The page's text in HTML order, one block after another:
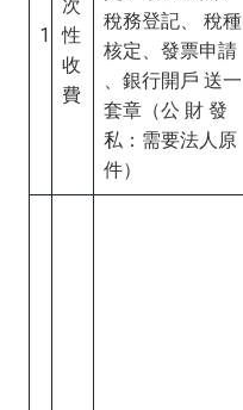
1
次
性
收
費
稅務登記、 稅種
核定、發票申請
、銀行開戶 送一
套章（公 財 發
私：需要法人原
件）